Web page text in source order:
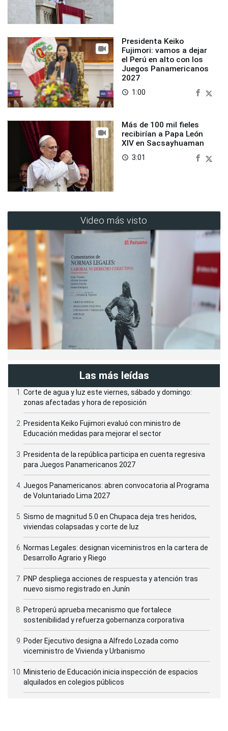
Presidenta Keiko
Fujimori: vamos a dejar
el Perú en alto con los
Juegos Panamericanos
2027
access_time 1:00
Más de 100 mil fieles
recibirían a Papa León
XIV en Sacsayhuaman
access_time 3:01
Video más visto
Las más leídas
Corte de agua y luz este viernes, sábado y domingo:
zonas afectadas y hora de reposición
Presidenta Keiko Fujimori evaluó con ministro de
Educación medidas para mejorar el sector
Presidenta de la república participa en cuenta regresiva
para Juegos Panamericanos 2027
Juegos Panamericanos: abren convocatoria al Programa
de Voluntariado Lima 2027
Sismo de magnitud 5.0 en Chupaca deja tres heridos,
viviendas colapsadas y corte de luz
Normas Legales: designan viceministros en la cartera de
Desarrollo Agrario y Riego
PNP despliega acciones de respuesta y atención tras
nuevo sismo registrado en Junín
Petroperú aprueba mecanismo que fortalece
sostenibilidad y refuerza gobernanza corporativa
Poder Ejecutivo designa a Alfredo Lozada como
viceministro de Vivienda y Urbanismo
Ministerio de Educación inicia inspección de espacios
alquilados en colegios públicos